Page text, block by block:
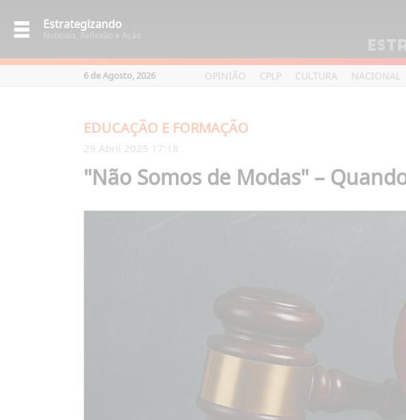
Estrategizando
Notíciais, Reflexão e Ação
6 de Agosto, 2026 OPINIÃO CPLP CULTURA NACIONAL
EDUCAÇÃO E FORMAÇÃO
29 Abril 2025 17:18
"Não Somos de Modas" –